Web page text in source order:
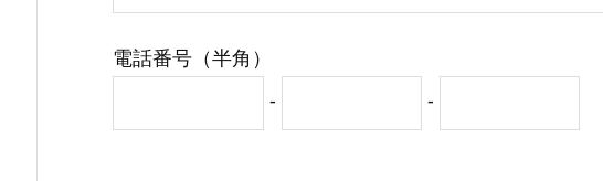
電話番号（半角）
-
-